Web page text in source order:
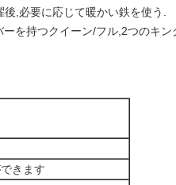
,必要に応じて暖かい鉄を使う.
を持つクイーン/フル,2つのキ
きます